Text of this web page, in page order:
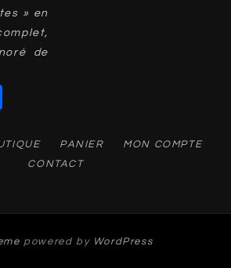
» en
de
PANIER
MON COMPTE
CONTACT
powered by WordPress